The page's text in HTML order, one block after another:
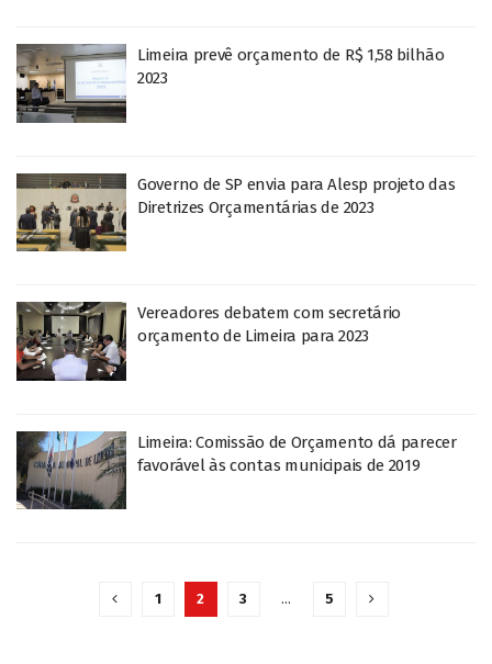
Limeira prevê orçamento de R$ 1,58 bilhão
2023
Governo de SP envia para Alesp projeto das
Diretrizes Orçamentárias de 2023
Vereadores debatem com secretário
orçamento de Limeira para 2023
Limeira: Comissão de Orçamento dá parecer
favorável às contas municipais de 2019
1 2 3 … 5